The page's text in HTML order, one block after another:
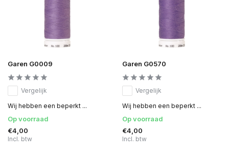
Garen G0009
Vergelijk
Wij hebben een beperkt ...
Op voorraad
€4,00
Incl. btw
Garen G0570
Vergelijk
Wij hebben een beperkt ...
Op voorraad
€4,00
Incl. btw